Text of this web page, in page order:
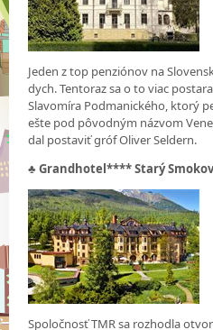
Jeden z top penziónov na
dych. Tentoraz sa o to viac
Slavomíra Podmanického, ktorý
ešte pod pôvodným názvom
dal postaviť gróf Oliver Seldern.
♣ Grandhotel**** Starý
Spoločnosť TMR sa rozhodla